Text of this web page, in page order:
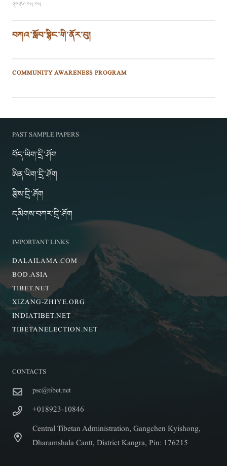
༢༠༢༦-༠༥-༠༥
བཀའ་སློབ་སྙིང་གི་ནོར་བུ།
COMMUNITY AWARENESS PROGRAM
PAST SAMPLE PAPERS
བོད་ཡིག་དྲི་ཤོག
ཨིན་ཡིག་དྲི་ཤོག
རྩིས་དྲི་ཤོག
དམིགས་བཀར་དྲི་ཤོག
IMPORTANT LINKS
DALAILAMA.COM
BOD.ASIA
TIBET.NET
XIZANG-ZHIYE.ORG
INDIATIBET.NET
TIBETANELECTION.NET
CONTACTS
psc@tibet.net
+018923-10846
Central Tibetan Administration, Gangchen Kyishong,
Dharamshala Cantt, District Kangra, Pin: 176215